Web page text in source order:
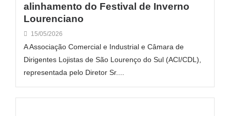
alinhamento do Festival de Inverno
Lourenciano
15/05/2026
A Associação Comercial e Industrial e Câmara de
Dirigentes Lojistas de São Lourenço do Sul (ACI/CDL),
representada pelo Diretor Sr....